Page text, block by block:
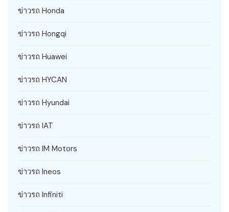
ข่าวรถ Honda
ข่าวรถ Hongqi
ข่าวรถ Huawei
ข่าวรถ HYCAN
ข่าวรถ Hyundai
ข่าวรถ IAT
ข่าวรถ IM Motors
ข่าวรถ Ineos
ข่าวรถ Infiniti